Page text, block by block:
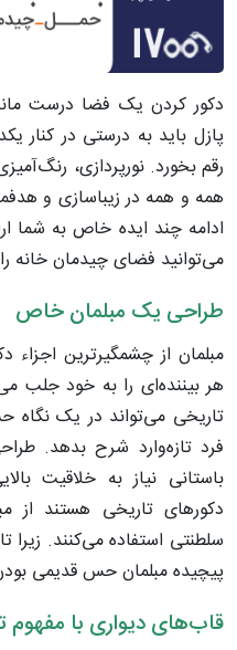
دکور کردن یک فضا درست
پازل باید به درستی در کنار
رقم بخورد. نورپردازی،
همه و همه در زیباسازی و
ادامه چند ایده خاص به شما
می‌توانید فضای چیدمان خانه
طراحی یک مبلمان خاص
مبلمان از چشمگیرترین
هر بیننده‌ای را به خود جلب
تاریخی می‌تواند در یک نگاه
فرد تازه‌وارد شرح بدهد.
باستانی نیاز به خلاقیت
دکورهای تاریخی هستند
سلطنتی استفاده می‌کنند.
پیچیده مبلمان حس قدیمی بودن
قاب‌های دیواری با مفهوم